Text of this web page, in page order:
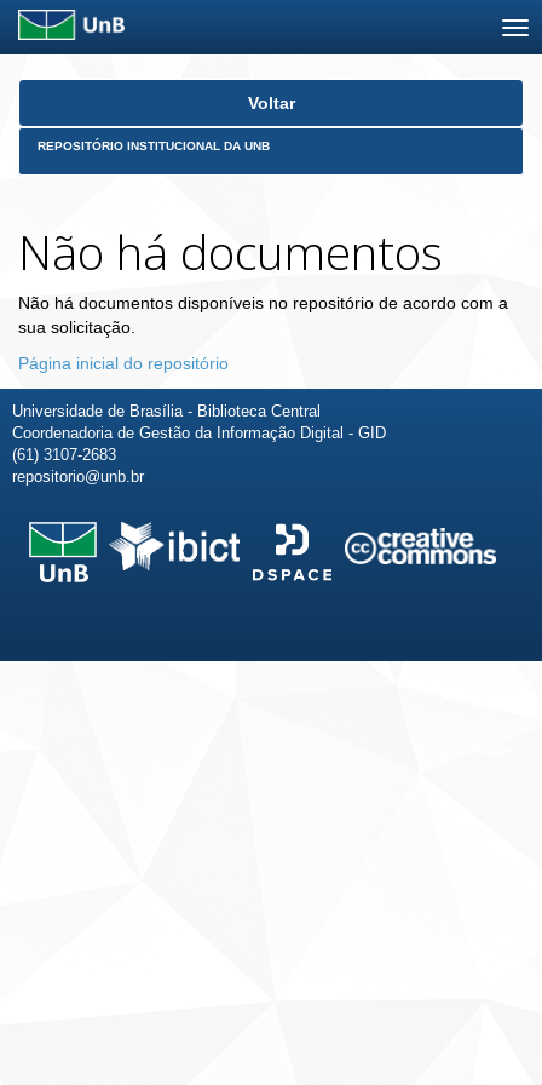
Skip
Voltar
REPOSITÓRIO INSTITUCIONAL DA UNB
Não há documentos
Não há documentos disponíveis no repositório de acordo com a
sua solicitação.
Página inicial do repositório
Universidade de Brasília - Biblioteca Central
Coordenadoria de Gestão da Informação Digital - GID
(61) 3107-2683
repositorio@unb.br